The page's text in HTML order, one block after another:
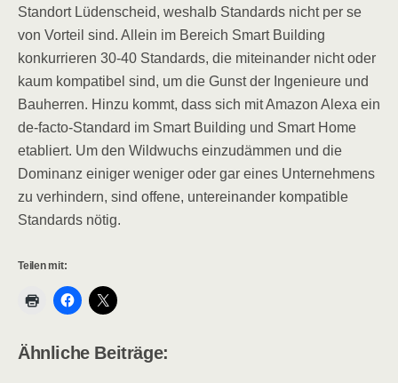
Standort Lüdenscheid, weshalb Standards nicht per se
von Vorteil sind. Allein im Bereich Smart Building
konkurrieren 30-40 Standards, die miteinander nicht oder
kaum kompatibel sind, um die Gunst der Ingenieure und
Bauherren. Hinzu kommt, dass sich mit Amazon Alexa ein
de-facto-Standard im Smart Building und Smart Home
etabliert. Um den Wildwuchs einzudämmen und die
Dominanz einiger weniger oder gar eines Unternehmens
zu verhindern, sind offene, untereinander kompatible
Standards nötig.
Teilen mit:
Ähnliche Beiträge: